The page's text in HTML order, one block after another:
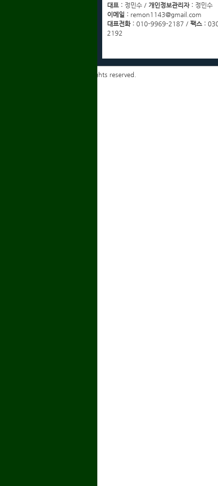
대표 : 정민수 / 개인정보관리자 : 정민수
이메일 : remon1143@gmail.com
대표전화 : 010-9969-2187 / 팩스 :
2192
Copyrights ⓒ 2014 igmyd. All rights reserved.